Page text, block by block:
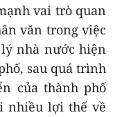
vai trò quan
văn trong việc
nhà nước hiện
sau quá trình
của thành phố
nhiều lợi thế về